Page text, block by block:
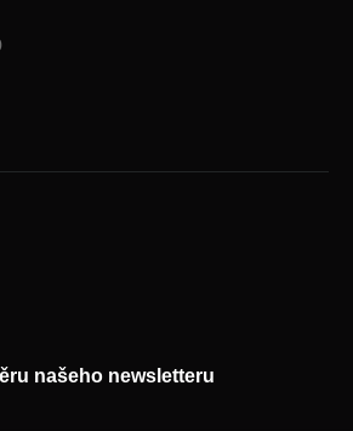
našeho newsletteru